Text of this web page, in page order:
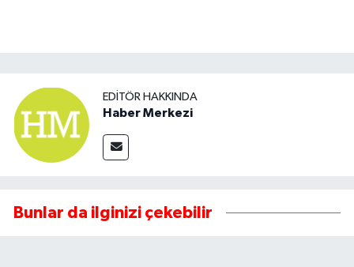
EDITÖR HAKKINDA
Haber Merkezi
Bunlar da ilginizi çekebilir